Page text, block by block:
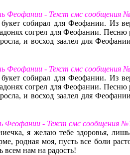
Феофании - Текст смс сообщения
собирал для Феофании. Из
согрел для Феофании.
и восход заалел для
Феофании - Текст смс сообщения
собирал для Феофании. Из
согрел для Феофании.
и восход заалел для
Феофании - Текст смс сообщения
я желаю тебе здоровья,
родная моя, пусть все боли
всем нам на радость!